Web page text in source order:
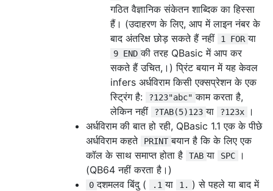
गठित वैज्ञानिक संकेतन शाब्दिक का हिस्सा
हैं। (उदाहरण के लिए, आप में लाइन नंबर के
बाद अंतरिक्ष छोड़ सकते हैं नहीं
1 FOR या
9 END की तरह QBasic में आप कर
सकते हैं उचित,।) प्रिंट बयान में यह केवल
infers अर्धविराम किसी एक्सप्रेशन के एक
स्ट्रिंग है:
?123"abc" काम करता है,
लेकिन नहीं
?TAB(5)123 या ?123x
।
अर्धविराम की बात हो रही, QBasic 1.1 एक के पीछे
अर्धविराम कहते
PRINT बयान है कि के लिए एक
कॉल के साथ समाप्त होता है
TAB या SPC
।
(QB64 नहीं करता है।)
0 दशमलव बिंदु ( .1 या 1. ) से पहले या बाद में